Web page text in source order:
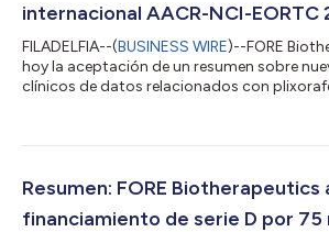
internacional AACR-NCI-EORTC
FILADELFIA--(BUSINESS WIRE)--FORE
hoy la aceptación de un resumen sobre
clínicos de datos relacionados con
administración oral de la empresa en la
11 al 14 de octubre en Boston y de forma
datos presentado en el póster m...
Resumen: FORE Biotherapeutics
financiamiento de serie D por 75